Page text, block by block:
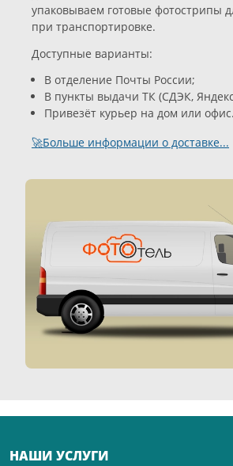
упаковываем готовые фотострипы
при транспортировке.
Доступные варианты:
В отделение Почты России;
В пункты выдачи ТК (СДЭК,
Привезёт курьер на дом или офис.
🚀Больше информации о доставке...
НАШИ УСЛУГИ